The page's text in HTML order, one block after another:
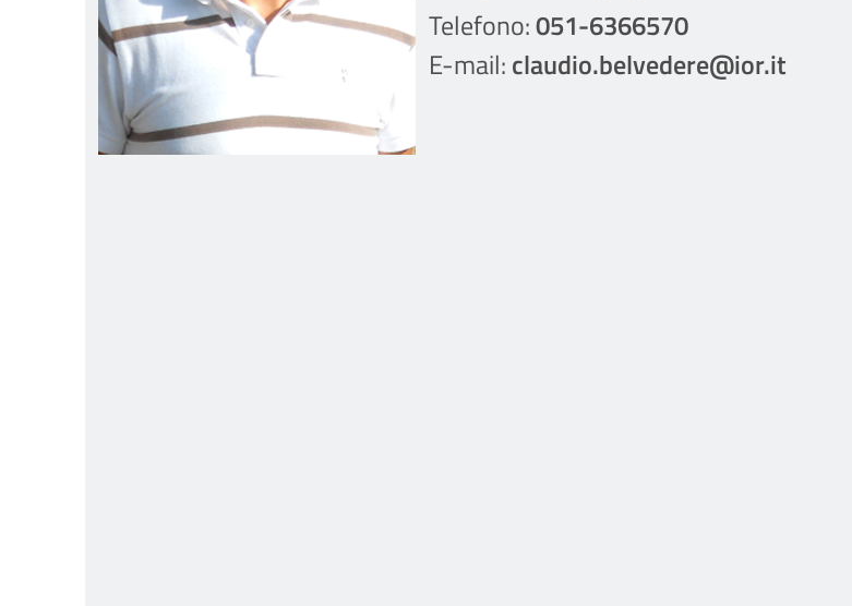
Telefono:051-6366570
E-mail:claudio.belvedere@ior.it